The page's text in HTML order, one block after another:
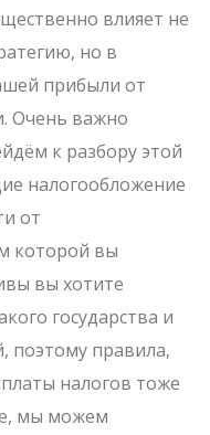
влияет не
но в
прибыли от
Очень важно
к разбору этой
налогообложение
от
которой вы
вы хотите
государства и
поэтому правила,
налогов тоже
мы можем